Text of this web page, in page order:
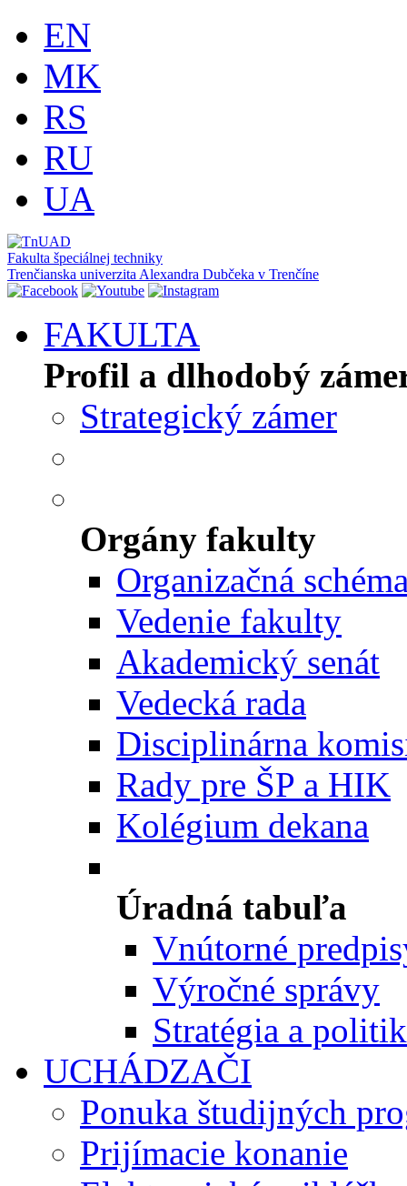
EN
MK
RS
RU
UA
Fakulta špeciálnej techniky
Trenčianska univerzita Alexandra Dubčeka v Trenčíne
FAKULTA
Profil a dlhodobý
Strategický zámer
Orgány fakulty
Organizačná
Vedenie fakulty
Akademický senát
Vedecká rada
Disciplinárna
Rady pre ŠP a HIK
Kolégium dekana
Úradná tabuľa
Vnútorné
Výročné správy
Stratégia a
UCHÁDZAČI
Ponuka študijných
Prijímacie konanie